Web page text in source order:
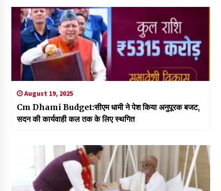
August 19, 2025
Cm Dhami Budget:सीएम धामी ने पेश किया अनुपूरक बजट,
सदन की कार्यवाही कल तक के लिए स्थगित